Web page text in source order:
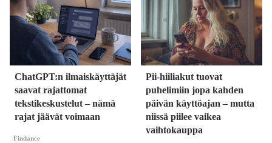
ChatGPT:n ilmaiskäyttäjät
saavat rajattomat
tekstikeskustelut – nämä
rajat jäävät voimaan
Findance
Pii-hiiliakut tuovat
puhelimiin jopa kahden
päivän käyttöajan – mutta
niissä piilee vaikea
vaihtokauppa